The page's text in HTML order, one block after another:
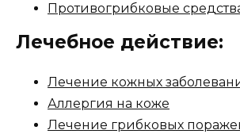
Противогрибковые
Лечебное действие:
Лечение кожных
Аллергия на коже
Лечение грибковых